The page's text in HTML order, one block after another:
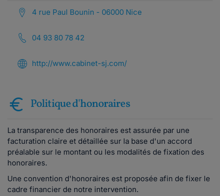
4 rue Paul Bounin - 06000 Nice
04 93 80 78 42
http://www.cabinet-sj.com/
Politique d'honoraires
La transparence des honoraires est assurée par une
facturation claire et détaillée sur la base d'un accord
préalable sur le montant ou les modalités de fixation des
honoraires.
Une convention d'honoraires est proposée afin de fixer le
cadre financier de notre intervention.